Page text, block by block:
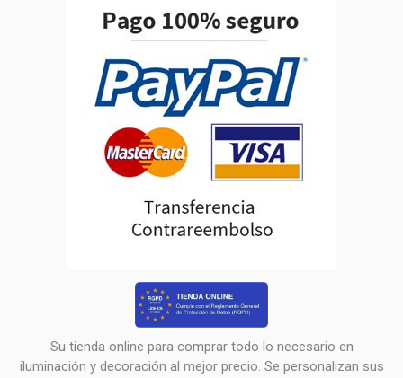
Su tienda online para comprar todo lo necesario en
iluminación y decoración al mejor precio. Se personalizan sus